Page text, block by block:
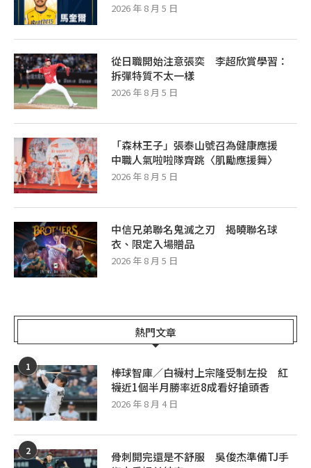
2026 年 8 月 5 日
從日職開始注意張奕 李超欣賞學習：
拆彈特質不太一樣
2026 年 8 月 5 日
「森林王子」張泰山號召為健康應援
中職人氣啦啦隊齊跳〈肌勵應援舞〉
2026 年 8 月 5 日
中信兄弟聯名鬼滅之刃 揭曉聯名球
衣、限定入場贈品
2026 年 8 月 5 日
熱門文章
1
棒球智庫／白襪村上宗隆受制左投 紅
襪近1個半月勝率近8成看好搶頭香
2026 年 8 月 4 日
2
骨刺開完還是不舒服 吳俊杰準備TJ手